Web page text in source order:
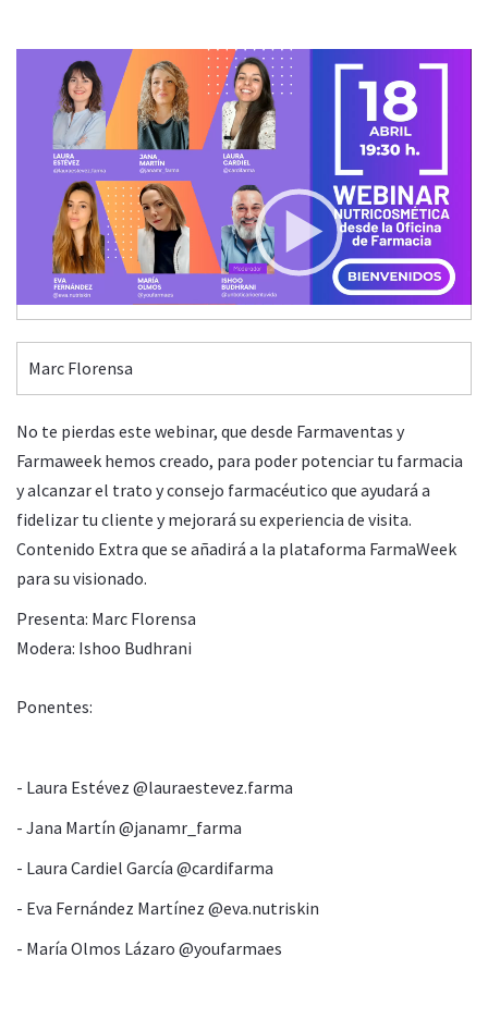
LA NUTRICOSMÉTICA DESDE LA OFICINA DE FARMACIA
Jueves, 18 Abril 2024 19:30
Marc Florensa
Player
00:00 02:26
No te pierdas este webinar, que desde Farmaventas y
Farmaweek hemos creado, para poder potenciar tu farmacia
y alcanzar el trato y consejo farmacéutico que ayudará a
fidelizar tu cliente y mejorará su experiencia de visita.
Contenido Extra que se añadirá a la plataforma FarmaWeek
para su visionado.
Presenta: Marc Florensa
Modera: Ishoo Budhrani
Ponentes:
- Laura Estévez @lauraestevez.farma
- Jana Martín @janamr_farma
- Laura Cardiel García @cardifarma
- Eva Fernández Martínez @eva.nutriskin
- María Olmos Lázaro @youfarmaes